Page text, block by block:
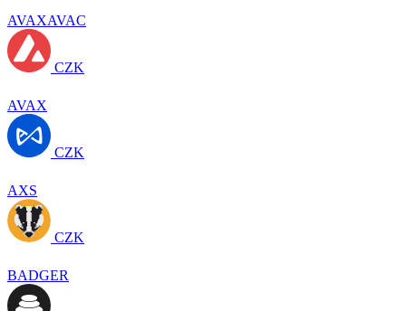
AVAXAVAC
CZK
AVAX
CZK
AXS
CZK
BADGER